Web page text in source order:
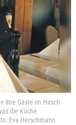
ihre Gäste im Hirsch
die Küche
Eva Herschmann